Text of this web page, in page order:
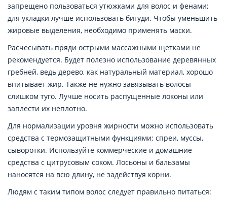
запрещено пользоваться утюжками для волос и фенами;
для укладки лучше использовать бигуди. Чтобы уменьшить
жировые выделения, необходимо применять маски.
Расчесывать пряди острыми массажными щетками не
рекомендуется. Будет полезно использование деревянных
гребней, ведь дерево, как натуральный материал, хорошо
впитывает жир. Также не нужно завязывать волосы
слишком туго. Лучше носить распущенные локоны или
заплести их неплотно.
Для нормализации уровня жирности можно использовать
средства с термозащитными функциями: спреи, муссы,
сыворотки. Используйте коммерческие и домашние
средства с цитрусовым соком. Лосьоны и бальзамы
наносятся на всю длину, не задействуя корни.
Людям с таким типом волос следует правильно питаться: